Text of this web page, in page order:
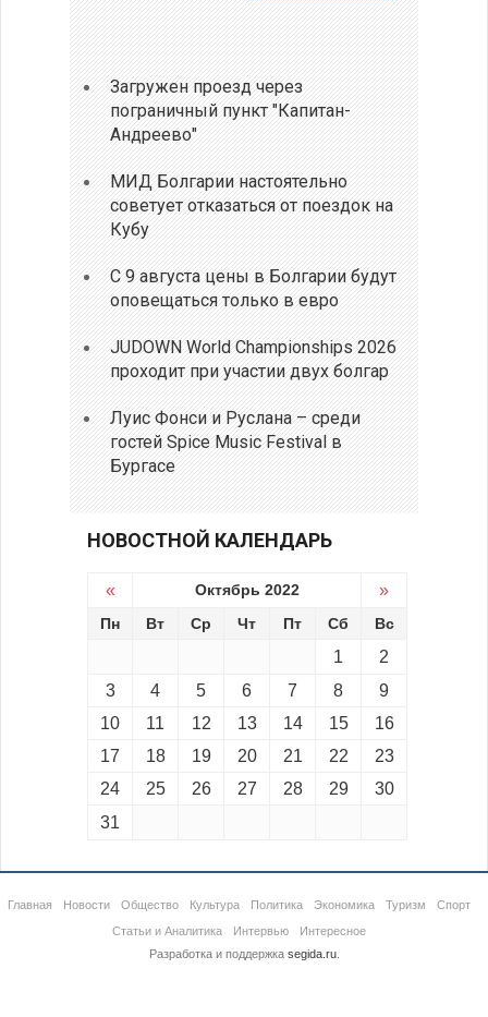
Загружен проезд через
пограничный пункт "Капитан-
Андреево"
МИД Болгарии настоятельно
советует отказаться от поездок на
Кубу
С 9 августа цены в Болгарии будут
оповещаться только в евро
JUDOWN World Championships 2026
проходит при участии двух болгар
Луис Фонси и Руслана – среди
гостей Spice Music Festival в
Бургасе
НОВОСТНОЙ КАЛЕНДАРЬ
« Октябрь 2022 »
Пн Вт Ср Чт Пт Сб Вс
1
2
3
4 5 6 7 8
9
10
11 12 13 14 15
16
17
18 19 20 21 22
23
24
25 26 27 28 29
30
31
Главная Новости Общество Культура Политика Экономика Туризм
Спорт
Статьи и Аналитика
Интервью
Интересное
Разработка и поддержка segida.ru.